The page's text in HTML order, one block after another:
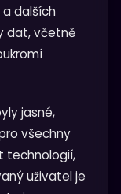
dalších
dat, včetně
jasné,
všechny
technologií,
uživatel je